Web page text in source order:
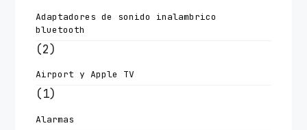
Adaptadores de sonido inalambrico
bluetooth
(2)
Airport y Apple TV
(1)
Alarmas